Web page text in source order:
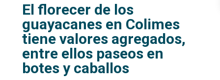
El florecer de los
guayacanes en Colimes
tiene valores agregados,
entre ellos paseos en
botes y caballos